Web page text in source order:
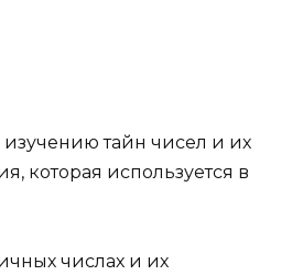
тайн чисел и их
которая используется в
числах и их